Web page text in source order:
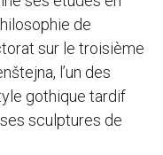
de
sur le troisième
l’un des
gothique tardif
sculptures de